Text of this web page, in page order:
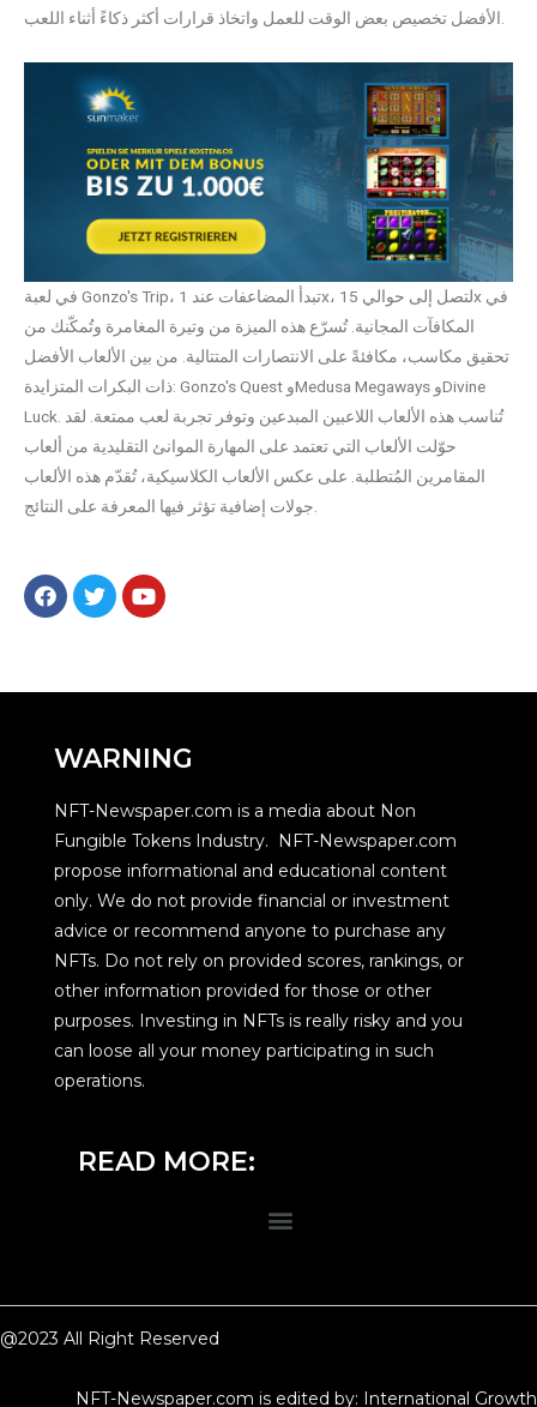
في لعبة Gonzo's Trip، تبدأ المضاعفات عند 1x، لتصل إلى حوالي 15x في
المكافآت المجانية. تُسرّع هذه الميزة من وتيرة المغامرة وتُمكّنك من
تحقيق مكاسب، مكافئةً على الانتصارات المتتالية. من بين الألعاب الأفضل
ذات البكرات المتزايدة: Gonzo's Quest وMedusa Megaways وDivine
Luck. تُناسب هذه الألعاب اللاعبين المبدعين وتوفر تجربة لعب ممتعة. لقد
حوّلت الألعاب التي تعتمد على المهارة الموانئ التقليدية من ألعاب
المقامرين المُتطلبة. على عكس الألعاب الكلاسيكية، تُقدّم هذه الألعاب
جولات إضافية تؤثر فيها المعرفة على النتائج.
WARNING
NFT-Newspaper.com is a media about Non
Fungible Tokens Industry. NFT-Newspaper.com
propose informational and educational content
only. We do not provide financial or investment
advice or recommend anyone to purchase any
NFTs. Do not rely on provided scores, rankings, or
other information provided for those or other
purposes. Investing in NFTs is really risky and you
can loose all your money participating in such
operations.
READ MORE:
@2023 All Right Reserved
NFT-Newspaper.com is edited by: International Growth